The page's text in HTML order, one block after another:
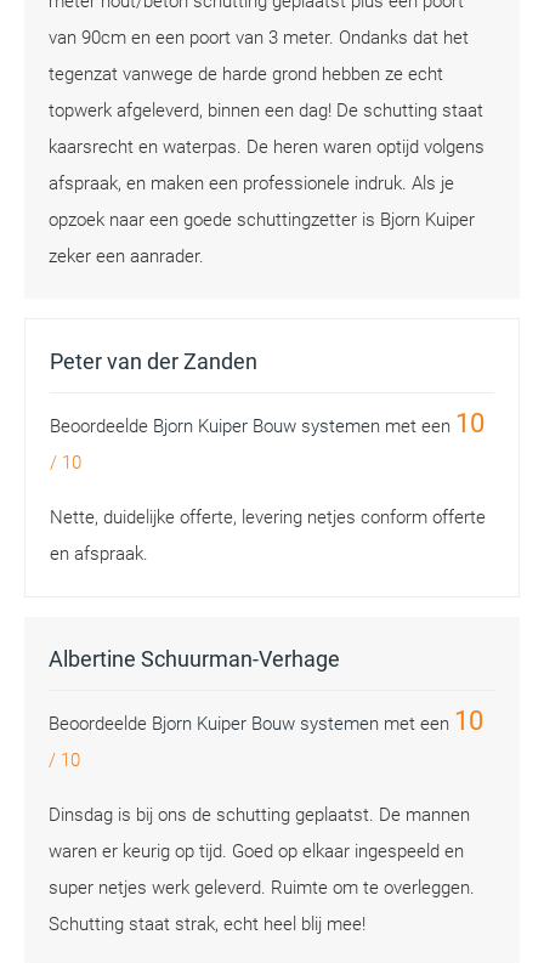
van 90cm en een poort van 3 meter. Ondanks dat het
tegenzat vanwege de harde grond hebben ze echt
topwerk afgeleverd, binnen een dag! De schutting staat
kaarsrecht en waterpas. De heren waren optijd volgens
afspraak, en maken een professionele indruk. Als je
opzoek naar een goede schuttingzetter is Bjorn Kuiper
zeker een aanrader.
Peter van der Zanden
Beoordeelde Bjorn Kuiper Bouw systemen met een 10
/ 10
Nette, duidelijke offerte, levering netjes conform offerte
en afspraak.
Albertine Schuurman-Verhage
Beoordeelde Bjorn Kuiper Bouw systemen met een 10
/ 10
Dinsdag is bij ons de schutting geplaatst. De mannen
waren er keurig op tijd. Goed op elkaar ingespeeld en
super netjes werk geleverd. Ruimte om te overleggen.
Schutting staat strak, echt heel blij mee!